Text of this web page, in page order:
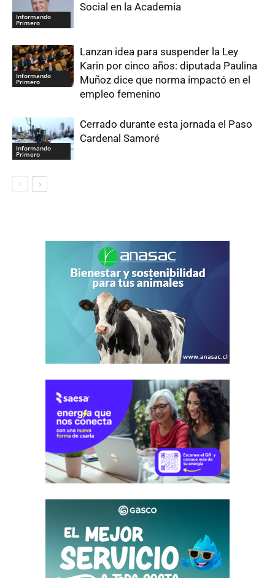
Informando
Primero
Social en la Academia
Informando
Primero
Lanzan idea para suspender la Ley
Karin por cinco años: diputada Paulina
Muñoz dice que norma impactó en el
empleo femenino
Informando
Primero
Cerrado durante esta jornada el Paso
Cardenal Samoré